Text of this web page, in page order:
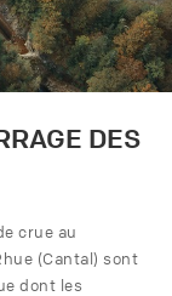
DES
crue au
(Cantal) sont
dont les